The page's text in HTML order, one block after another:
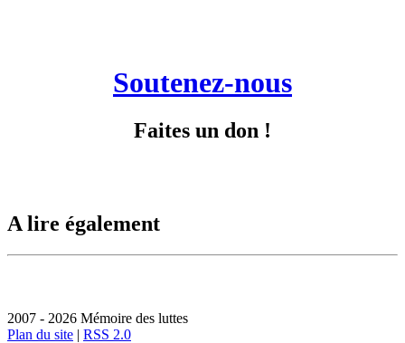
Soutenez-nous
Faites un don !
A lire également
2007 - 2026 Mémoire des luttes
Plan du site | RSS 2.0